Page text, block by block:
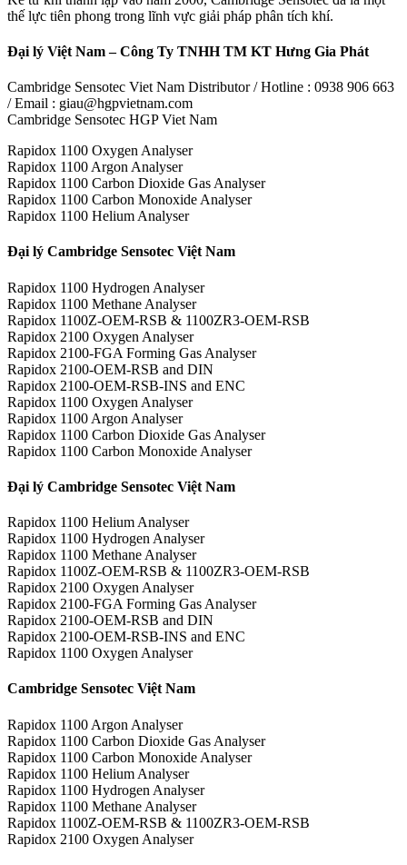
thế lực tiên phong trong lĩnh vực giải pháp phân tích khí.
Đại lý Việt Nam – Công Ty TNHH TM KT Hưng Gia Phát
Cambridge Sensotec Viet Nam Distributor / Hotline : 0938 906 663
/ Email : giau@hgpvietnam.com
Cambridge Sensotec HGP Viet Nam
Rapidox 1100 Oxygen Analyser
Rapidox 1100 Argon Analyser
Rapidox 1100 Carbon Dioxide Gas Analyser
Rapidox 1100 Carbon Monoxide Analyser
Rapidox 1100 Helium Analyser
Đại lý Cambridge Sensotec Việt Nam
Rapidox 1100 Hydrogen Analyser
Rapidox 1100 Methane Analyser
Rapidox 1100Z-OEM-RSB & 1100ZR3-OEM-RSB
Rapidox 2100 Oxygen Analyser
Rapidox 2100-FGA Forming Gas Analyser
Rapidox 2100-OEM-RSB and DIN
Rapidox 2100-OEM-RSB-INS and ENC
Rapidox 1100 Oxygen Analyser
Rapidox 1100 Argon Analyser
Rapidox 1100 Carbon Dioxide Gas Analyser
Rapidox 1100 Carbon Monoxide Analyser
Đại lý Cambridge Sensotec Việt Nam
Rapidox 1100 Helium Analyser
Rapidox 1100 Hydrogen Analyser
Rapidox 1100 Methane Analyser
Rapidox 1100Z-OEM-RSB & 1100ZR3-OEM-RSB
Rapidox 2100 Oxygen Analyser
Rapidox 2100-FGA Forming Gas Analyser
Rapidox 2100-OEM-RSB and DIN
Rapidox 2100-OEM-RSB-INS and ENC
Rapidox 1100 Oxygen Analyser
Cambridge Sensotec Việt Nam
Rapidox 1100 Argon Analyser
Rapidox 1100 Carbon Dioxide Gas Analyser
Rapidox 1100 Carbon Monoxide Analyser
Rapidox 1100 Helium Analyser
Rapidox 1100 Hydrogen Analyser
Rapidox 1100 Methane Analyser
Rapidox 1100Z-OEM-RSB & 1100ZR3-OEM-RSB
Rapidox 2100 Oxygen Analyser